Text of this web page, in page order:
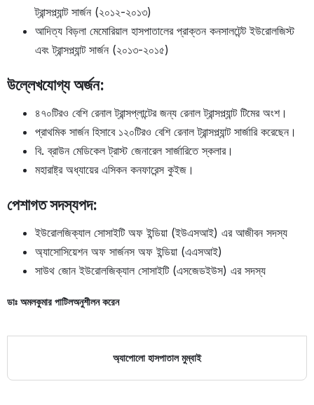
ট্রান্সপ্ল্যান্ট সার্জন (২০১২-২০১৩)
আদিত্য বিড়লা মেমোরিয়াল হাসপাতালের প্রাক্তন কনসালটেন্ট ইউরোলজিস্ট
এবং ট্রান্সপ্ল্যান্ট সার্জন (২০১৩-২০১৫)
উল্লেখযোগ্য অর্জন:
৪৭০টিরও বেশি রেনাল ট্রান্সপ্লান্টের জন্য রেনাল ট্রান্সপ্ল্যান্ট টিমের অংশ।
প্রাথমিক সার্জন হিসাবে ১২০টিরও বেশি রেনাল ট্রান্সপ্ল্যান্ট সার্জারি করেছেন।
বি. ব্রাউন মেডিকেল ট্রাস্ট জেনারেল সার্জারিতে স্কলার।
মহারাষ্ট্র অধ্যায়ের এসিকন কনফারেন্স কুইজ।
পেশাগত সদস্যপদ:
ইউরোলজিক্যাল সোসাইটি অফ ইন্ডিয়া (ইউএসআই) এর আজীবন সদস্য
অ্যাসোসিয়েশন অফ সার্জনস অফ ইন্ডিয়া (এএসআই)
সাউথ জোন ইউরোলজিক্যাল সোসাইটি (এসজেডইউস) এর সদস্য
ডাঃ অমলকুমার পাটিলঅনুশীলন করেন
অ্যাপোলো হাসপাতাল মুম্বাই